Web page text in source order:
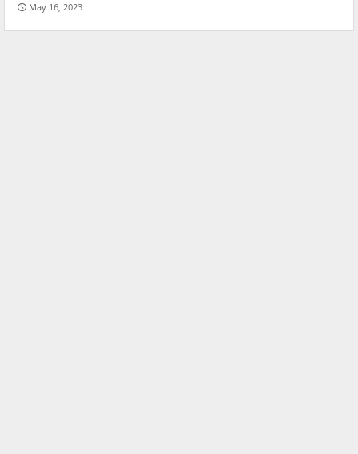
May 16, 2023